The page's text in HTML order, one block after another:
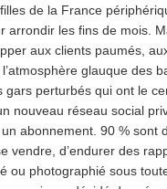
de la France
arrondir les fins de mois.
aux clients paumés,
glauque des
gars perturbés qui ont le
nouveau réseau social
abonnement. 90 % sont
vendre, d’endurer des
ou photographié sous